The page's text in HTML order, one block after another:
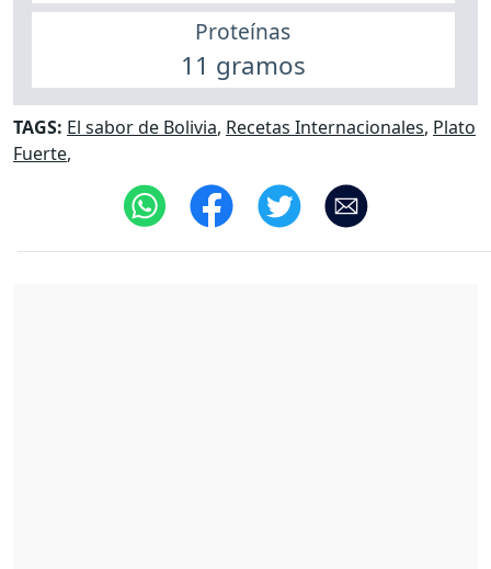
Proteínas
11 gramos
TAGS: El sabor de Bolivia, Recetas Internacionales, Plato
Fuerte,